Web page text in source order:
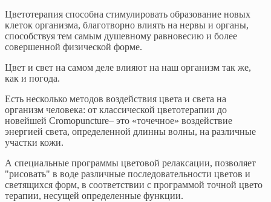
Цветотерапия способна стимулировать образование новых
клеток организма, благотворно влиять на нервы и органы,
способствуя тем самым душевному равновесию и более
совершенной физической форме.
Цвет и свет на самом деле влияют на наш организм так же,
как и погода.
Есть несколько методов воздействия цвета и света на
организм человека: от классической цветотерапии до
новейшей Cromopuncture– это «точечное» воздействие
энергией света, определенной длинны волны, на различные
участки кожи.
А специальные программы цветовой релаксации, позволяет
"рисовать" в воде различные последовательности цветов и
светящихся форм, в соответствии с программой точной цвето
терапии, несущей определенные функции.